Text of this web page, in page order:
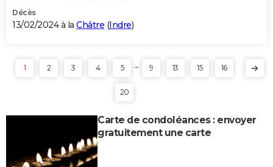
Décès
13/02/2024 à la Châtre (Indre)
1 2 3 4 5 ... 9 13 15 16
20
Carte de condoléances : envoyer
gratuitement une carte